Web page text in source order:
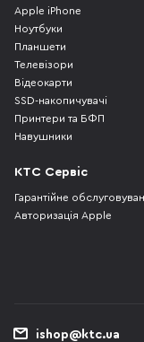
Apple iPhone
Ноутбуки
Планшети
Телевізори
Відеокарти
SSD-накопичувачі
Принтери та БФП
Навушники
КТС Сервіс
Гарантійне
Авторизація Apple
ishop@ktc.ua